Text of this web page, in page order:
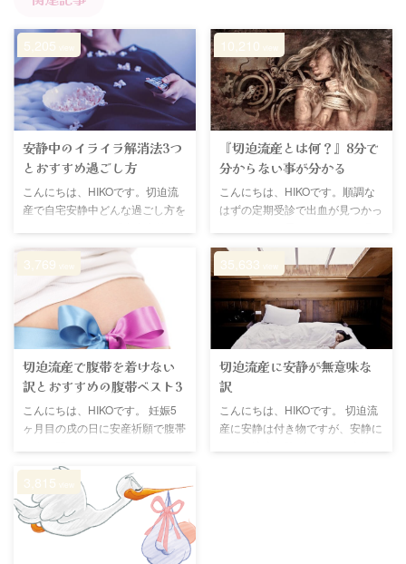
5,205
安静中のイライラ解消法3つ
とおすすめ過ごし方
こんにちは、HIKOです。切迫流
産で自宅安静中どんな過ごし方を
ので、食事とトイレ以外は横にな
って過ごしている』 といった過
ごし方をされている方が多いと思
います。ただ元気なのに横になっ
ているだけの過ごし方は、苦痛以
外の何者でもありません。いつも
はさほど気にならない夫のオナラ
にさえ、イライラが募ります。イ
ライラは胎教にも良くないので、
イライラしないようにしたいとこ
ろですが、先の見えない自宅安静
れないんじゃないでしょうか？
この記事は切迫流産の体験談を ...
10,210
『切迫流産とは何？』8分で
分からない事が分かる
こんにちは、HIKOです。順調な
はずの定期受診で出血が見つかっ
止めが出され自宅安静になった。
なんて事が切迫流産ではありま
す。切迫流産とは何！？初めて聞
いた！って方向けの記事です。こ
の記事を読むことで、切迫流産の
原因や症状、受診のタイミング、
診察内容、薬や手術の事、今後の
経過について幅広く理解できま
す。安静という先の見えない不安
に、何もしないのも、不安に立ち
向かうのもあなた次第です。知ら
3,769
切迫流産で腹帯を着けない
訳とおすすめの腹帯ベスト3
こんにちは、HIKOです。 妊娠5
ヶ月目の戌の日に安産祈願で腹帯
犬が多産なのに安産で、子犬の成
長も早く縁起が良い為に行われて
いる風習です。ただこれは日本だ
けの風習で医学的根拠は特にあり
ません。切迫流産になった場合も
原因は他にあり、腹帯巻かなかっ
35,633
切迫流産に安静が無意味な
訳
こんにちは、HIKOです。 切迫流
産に安静は付き物ですが、安静に
3,815